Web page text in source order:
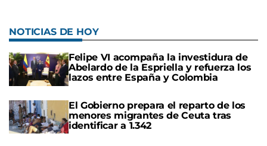
NOTICIAS DE HOY
Felipe VI acompaña la investidura de
Abelardo de la Espriella y refuerza los
lazos entre España y Colombia
El Gobierno prepara el reparto de los
menores migrantes de Ceuta tras
identificar a 1.342